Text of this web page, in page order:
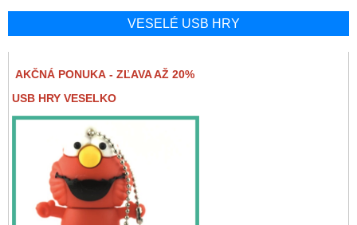
VESELÉ USB HRY
AKČNÁ PONUKA - ZĽAVA AŽ 20%
USB HRY VESELKO